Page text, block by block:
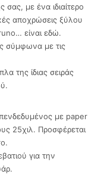
σας, με ένα ιδιαίτερο
αποχρώσεις ξύλου
είναι εδώ.
σύμφωνα με τις
της ίδιας σειράς
με paper
25χιλ. Προσφέρεται
για την